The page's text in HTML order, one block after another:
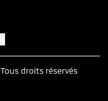
Tous droits réservés